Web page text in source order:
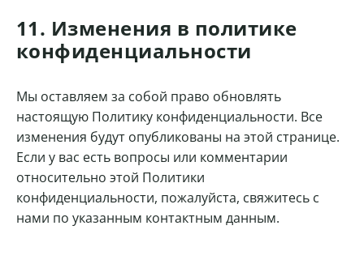
11. Изменения в политике
конфиденциальности
Мы оставляем за собой право обновлять
настоящую Политику конфиденциальности. Все
изменения будут опубликованы на этой странице.
Если у вас есть вопросы или комментарии
относительно этой Политики
конфиденциальности, пожалуйста, свяжитесь с
нами по указанным контактным данным.